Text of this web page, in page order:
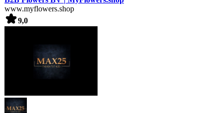
www.myflowers.shop
9,0